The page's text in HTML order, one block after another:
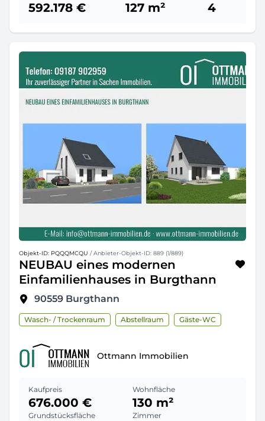
592.178 € 127 m² 4
Objekt-ID: PQQQMCQU / Anbieter-Objekt-ID: 889 (1/889)
NEUBAU eines modernen
Einfamilienhauses in Burgthann
90559 Burgthann
Wasch- / Trockenraum Abstellraum Gäste-WC
Ottmann Immobilien
Kaufpreis
676.000 €
Wohnfläche
130 m²
Grundstücksfläche Zimmer